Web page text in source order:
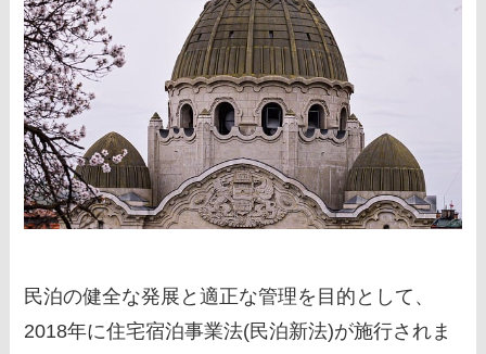
民泊の健全な発展と適正な管理を目的として、
2018年に住宅宿泊事業法(民泊新法)が施行されま